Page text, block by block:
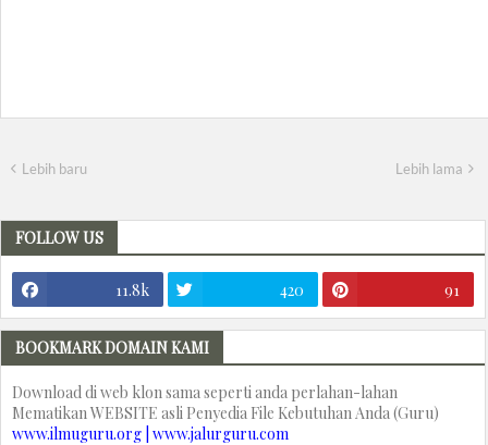
Lebih baru Lebih lama
FOLLOW US
11.8k 420 91
BOOKMARK DOMAIN KAMI
Download di web klon sama seperti anda perlahan-lahan
Mematikan WEBSITE asli Penyedia File Kebutuhan Anda (Guru)
www.ilmuguru.org | www.jalurguru.com